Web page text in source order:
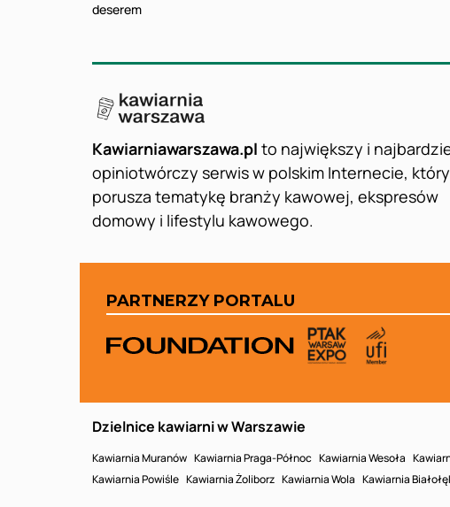
deserem
Kawiarniawarszawa.pl to największy i
opiniotwórczy serwis w polskim Internecie, który
porusza tematykę branży kawowej, ekspresów
domowy i lifestylu kawowego.
PARTNERZY PORTALU
Dzielnice kawiarni w Warszawie
Kawiarnia Muranów Kawiarnia Praga-Północ Kawiarnia Wesoła
Kawiarnia Powiśle Kawiarnia Żoliborz Kawiarnia Wola Kawiarnia